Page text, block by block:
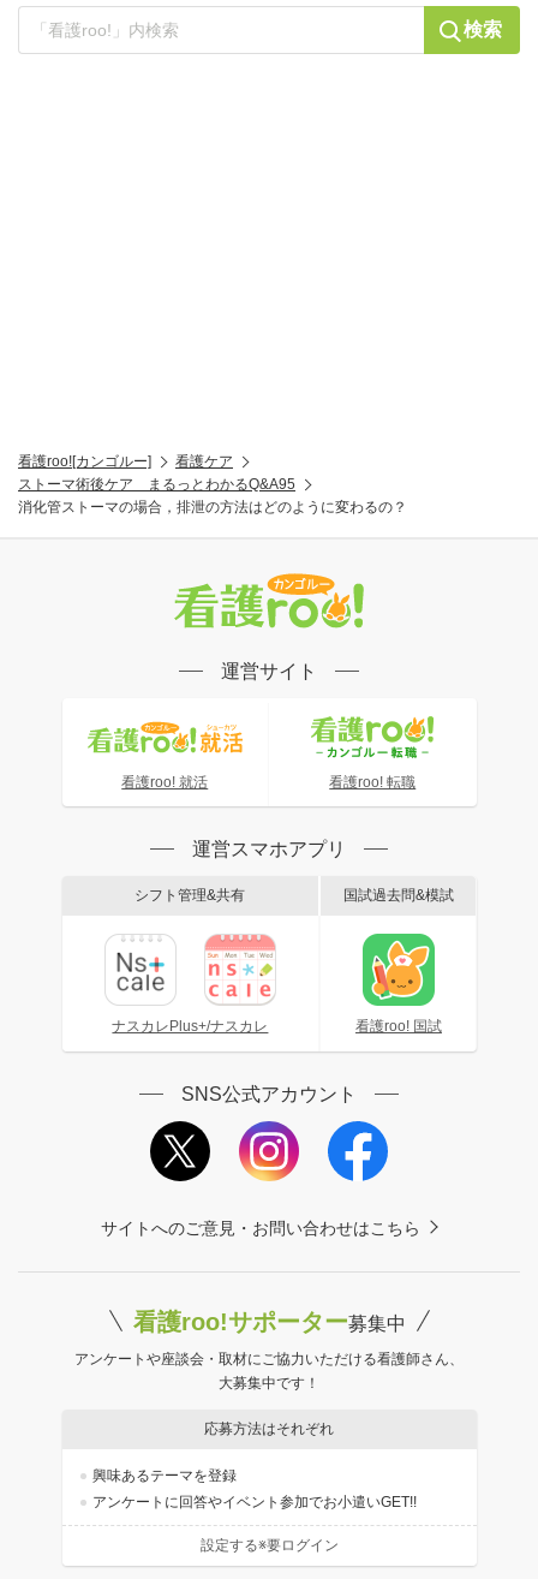
検索
看護roo![カンゴルー]
看護ケア
ストーマ術後ケア まるっとわかるQ&A95
消化管ストーマの場合，排泄の方法はどのように変わるの？
運営サイト
看護roo! 就活 看護roo! 転職
運営スマホアプリ
シフト管理&共有
ナスカレPlus+/ナスカレ
国試過去問&模試
看護roo! 国試
SNS公式アカウント
サイトへのご意見・お問い合わせはこちら
看護roo!サポーター募集中
アンケートや座談会・取材にご協力いただける看護師さん、
大募集中です！
応募方法はそれぞれ
興味あるテーマを登録
アンケートに回答やイベント参加でお小遣いGET!!
設定する※要ログイン